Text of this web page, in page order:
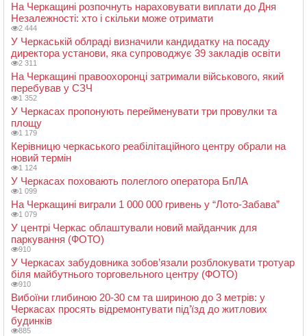
На Черкащині розпочнуть нараховувати виплати до Дня
Незалежності: хто і скільки може отримати
2 444
У Черкаській облраді визначили кандидатку на посаду
директора установи, яка супроводжує 39 закладів освіти
2 311
На Черкащині правоохоронці затримали військового, який
перебував у СЗЧ
1 352
У Черкасах пропонують перейменувати три провулки та
площу
1 179
Керівницю черкаського реабілітаційного центру обрали на
новий термін
1 124
У Черкасах поховають полеглого оператора БпЛА
1 099
На Черкащині виграли 1 000 000 гривень у “Лото-Забава”
1 079
У центрі Черкас облаштували новий майданчик для
паркування (ФОТО)
910
У Черкасах забудовника зобов’язали розблокувати тротуар
біля майбутнього торговельного центру (ФОТО)
910
Вибоїни глибиною 20-30 см та шириною до 3 метрів: у
Черкасах просять відремонтувати під’їзд до житлових
будинків
885